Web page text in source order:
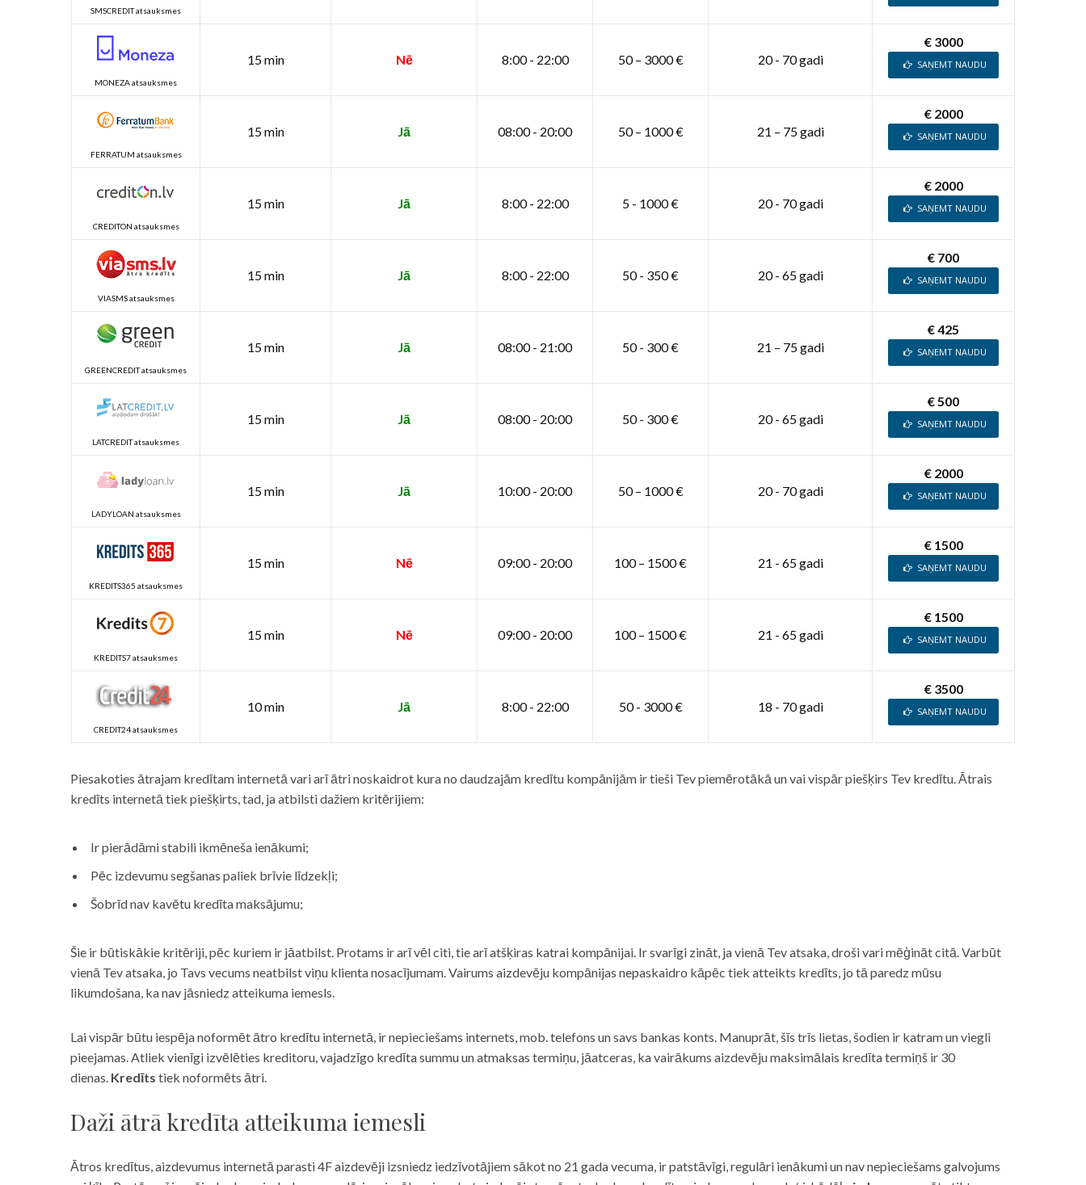
SMSCREDIT atsauksmes
MONEZA atsauksmes
15 min Nē 8:00 - 22:00 50 – 3000 € 20 - 70 gadi
€ 3000
SAŅEMT NAUDU
FERRATUM atsauksmes
15 min Jā 08:00 - 20:00 50 – 1000 € 21 – 75 gadi
€ 2000
SAŅEMT NAUDU
CREDITON atsauksmes
15 min Jā 8:00 - 22:00 5 - 1000 € 20 - 70 gadi
€ 2000
SAŅEMT NAUDU
VIASMS atsauksmes
15 min Jā 8:00 - 22:00 50 - 350 € 20 - 65 gadi
€ 700
SAŅEMT NAUDU
GREENCREDIT atsauksmes
15 min Jā 08:00 - 21:00 50 - 300 € 21 – 75 gadi
€ 425
SAŅEMT NAUDU
LATCREDIT atsauksmes
15 min Jā 08:00 - 20:00 50 - 300 € 20 - 65 gadi
€ 500
SAŅEMT NAUDU
LADYLOAN atsauksmes
15 min Jā 10:00 - 20:00 50 – 1000 € 20 - 70 gadi
€ 2000
SAŅEMT NAUDU
KREDITS365 atsauksmes
15 min Nē 09:00 - 20:00 100 – 1500 € 21 - 65 gadi
€ 1500
SAŅEMT NAUDU
KREDITS7 atsauksmes
15 min Nē 09:00 - 20:00 100 – 1500 € 21 - 65 gadi
€ 1500
SAŅEMT NAUDU
CREDIT24 atsauksmes
10 min Jā 8:00 - 22:00 50 - 3000 € 18 - 70 gadi
€ 3500
SAŅEMT NAUDU
Piesakoties ātrajam kredītam internetā vari arī ātri noskaidrot kura no daudzajām kredītu kompānijām ir tieši Tev piemērotākā un vai vispār piešķirs Tev kredītu. Ātrais
kredīts internetā tiek piešķirts, tad, ja atbilsti dažiem kritērijiem:
Ir pierādāmi stabili ikmēneša ienākumi;
Pēc izdevumu segšanas paliek brīvie līdzekļi;
Šobrīd nav kavētu kredīta maksājumu;
Šie ir būtiskākie kritēriji, pēc kuriem ir jāatbilst. Protams ir arī vēl citi, tie arī atšķiras katrai kompānijai. Ir svarīgi zināt, ja vienā Tev atsaka, droši vari mēģināt citā. Varbūt
vienā Tev atsaka, jo Tavs vecums neatbilst viņu klienta nosacījumam. Vairums aizdevēju kompānijas nepaskaidro kāpēc tiek atteikts kredīts, jo tā paredz mūsu
likumdošana, ka nav jāsniedz atteikuma iemesls.
Lai vispār būtu iespēja noformēt ātro kredītu internetā, ir nepieciešams internets, mob. telefons un savs bankas konts. Manuprāt, šīs trīs lietas, šodien ir katram un viegli
pieejamas. Atliek vienīgi izvēlēties kreditoru, vajadzīgo kredīta summu un atmaksas termiņu, jāatceras, ka vairākums aizdevēju maksimālais kredīta termiņš ir 30
dienas. Kredīts tiek noformēts ātri.
Daži ātrā kredīta atteikuma iemesli
Ātros kredītus, aizdevumus internetā parasti 4F aizdevēji izsniedz iedzīvotājiem sākot no 21 gada vecuma, ir patstāvīgi, regulāri ienākumi un nav nepieciešams galvojums